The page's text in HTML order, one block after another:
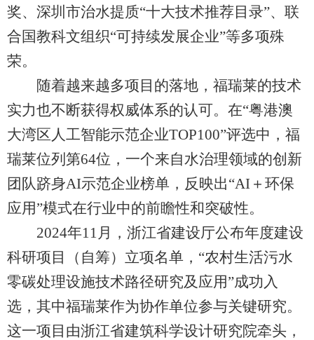
奖、深圳市治水提质“十大技术推荐目录”、联
合国教科文组织“可持续发展企业”等多项殊
荣。
随着越来越多项目的落地，福瑞莱的技术
实力也不断获得权威体系的认可。在“粤港澳
大湾区人工智能示范企业TOP100”评选中，福
瑞莱位列第64位，一个来自水治理领域的创新
团队跻身AI示范企业榜单，反映出“AI＋环保
应用”模式在行业中的前瞻性和突破性。
2024年11月，浙江省建设厅公布年度建设
科研项目（自筹）立项名单，“农村生活污水
零碳处理设施技术路径研究及应用”成功入
选，其中福瑞莱作为协作单位参与关键研究。
这一项目由浙江省建筑科学设计研究院牵头，